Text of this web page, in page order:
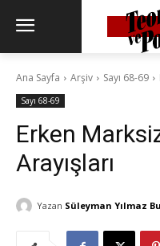
Ana Sayfa Arşiv Sayı 68-69
Sayı 68-69
Erken
Arayışları
Yazan Süleyman Yılmaz